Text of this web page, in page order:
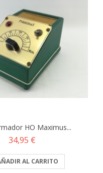
HO Maximus...
Precio
34,95 €
AL CARRITO